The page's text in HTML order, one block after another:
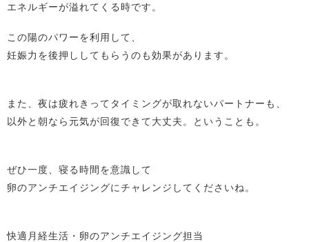
エネルギーが溢れてくる時です。
この陽のパワーを利用して、
妊娠力を後押ししてもらうのも効果があります。
また、夜は疲れきってタイミングが取れないパートナーも、
以外と朝なら元気が回復できて大丈夫。ということも。
ぜひ一度、寝る時間を意識して
卵のアンチエイジングにチャレンジしてくださいね。
快適月経生活・卵のアンチエイジング担当